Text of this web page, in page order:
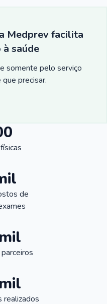
Medprev facilita
à saúde
somente pelo serviço
precisar.
de
realizados